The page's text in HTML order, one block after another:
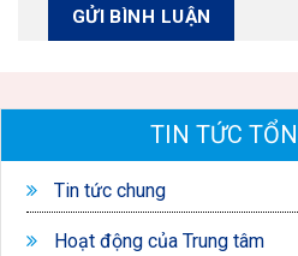
TIN TỨC
Tin tức chung
Hoạt động của Trung tâm